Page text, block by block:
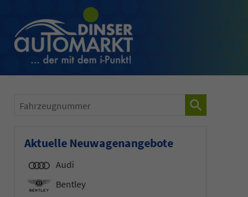
Fahrzeugnummer
Aktuelle Neuwagenangebote
Audi
Bentley